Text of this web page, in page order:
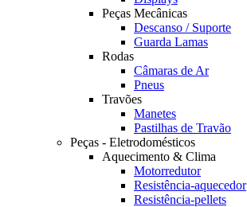
Peças Mecânicas
Descanso / Suporte
Guarda Lamas
Rodas
Câmaras de Ar
Pneus
Travões
Manetes
Pastilhas de Travão
Peças - Eletrodomésticos
Aquecimento & Clima
Motorredutor
Resistência-aquecedor
Resistência-pellets